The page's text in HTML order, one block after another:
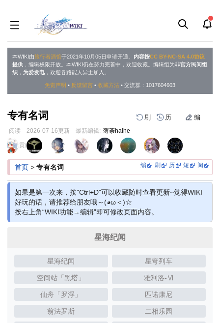
本WIKI由旅行者酒馆于2021年10月05日申请开通。 内容按CC BY-NC-SA 4.0协议
提供 ，编辑权限开放。本WIKI仍在努力完善中，欢迎收藏。编辑组为非官方民间组
织 ， 为爱发电，欢迎各路能人异士加入。
免责声明 • 反馈留言 • 收藏方法 • 交流群：1017604603
专有名词 刷 历 编
阅读 2026-07-16更新 最新编辑: 薄荼haihe
跳
到
导
跳
到
搜
页面贡献者 :
编 刷 历 短 阅
首页 > 专有名词
如果是第一次来，按"Ctrl+D"可以收藏随时查看更新~觉得WIKI
好玩的话，请推荐给朋友哦～(◕ω＜)☆
按右上角“WIKI功能→编辑”即可修改页面内容。
星海纪闻
星海纪闻 星穹列车
空间站「黑塔」 雅利洛-Ⅵ
仙舟「罗浮」 匹诺康尼
翁法罗斯 二相乐园